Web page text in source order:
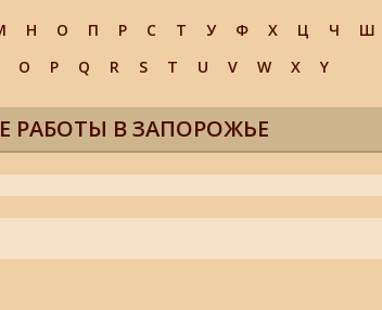
Н О П Р С Т У Ф Х Ц Ч Ш
O P Q R S T U V W X Y
РАБОТЫ В ЗАПОРОЖЬЕ